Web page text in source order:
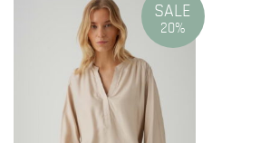
SALE
20%